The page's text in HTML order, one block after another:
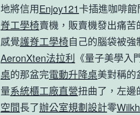
地將信用Enjoy121卡插進咖啡館
脊工學椅賣機，販賣機發出痛苦
感覺護脊工學椅自己的腦袋被
AeronXten法拉利 《量子美學入
桌的那盆完電動升降桌美對稱的
量系統櫃工廠直營扭曲了，左邊
空間長了辦公室規劃設計零